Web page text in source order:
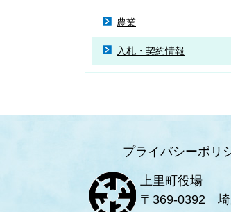
農業
入札・契約情報
プライバシーポリ
上里町役場
〒369-0392 埼